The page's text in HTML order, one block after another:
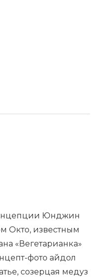
Юнджин
Окто, известным
«Вегетарианка»
фото айдол
созерцая медуз